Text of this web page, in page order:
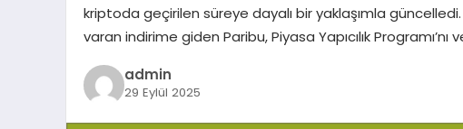
kriptoda geçirilen süreye dayalı bir yaklaşımla
varan indirime giden Paribu, Piyasa Yapıcılık
admin
29 Eylül 2025